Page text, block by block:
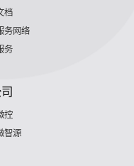
档
务网络
务
控
智源